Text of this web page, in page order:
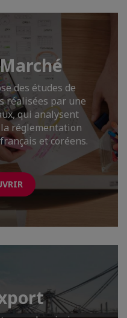
des études de
réalisées par une
qui analysent
réglementation
et coréens.